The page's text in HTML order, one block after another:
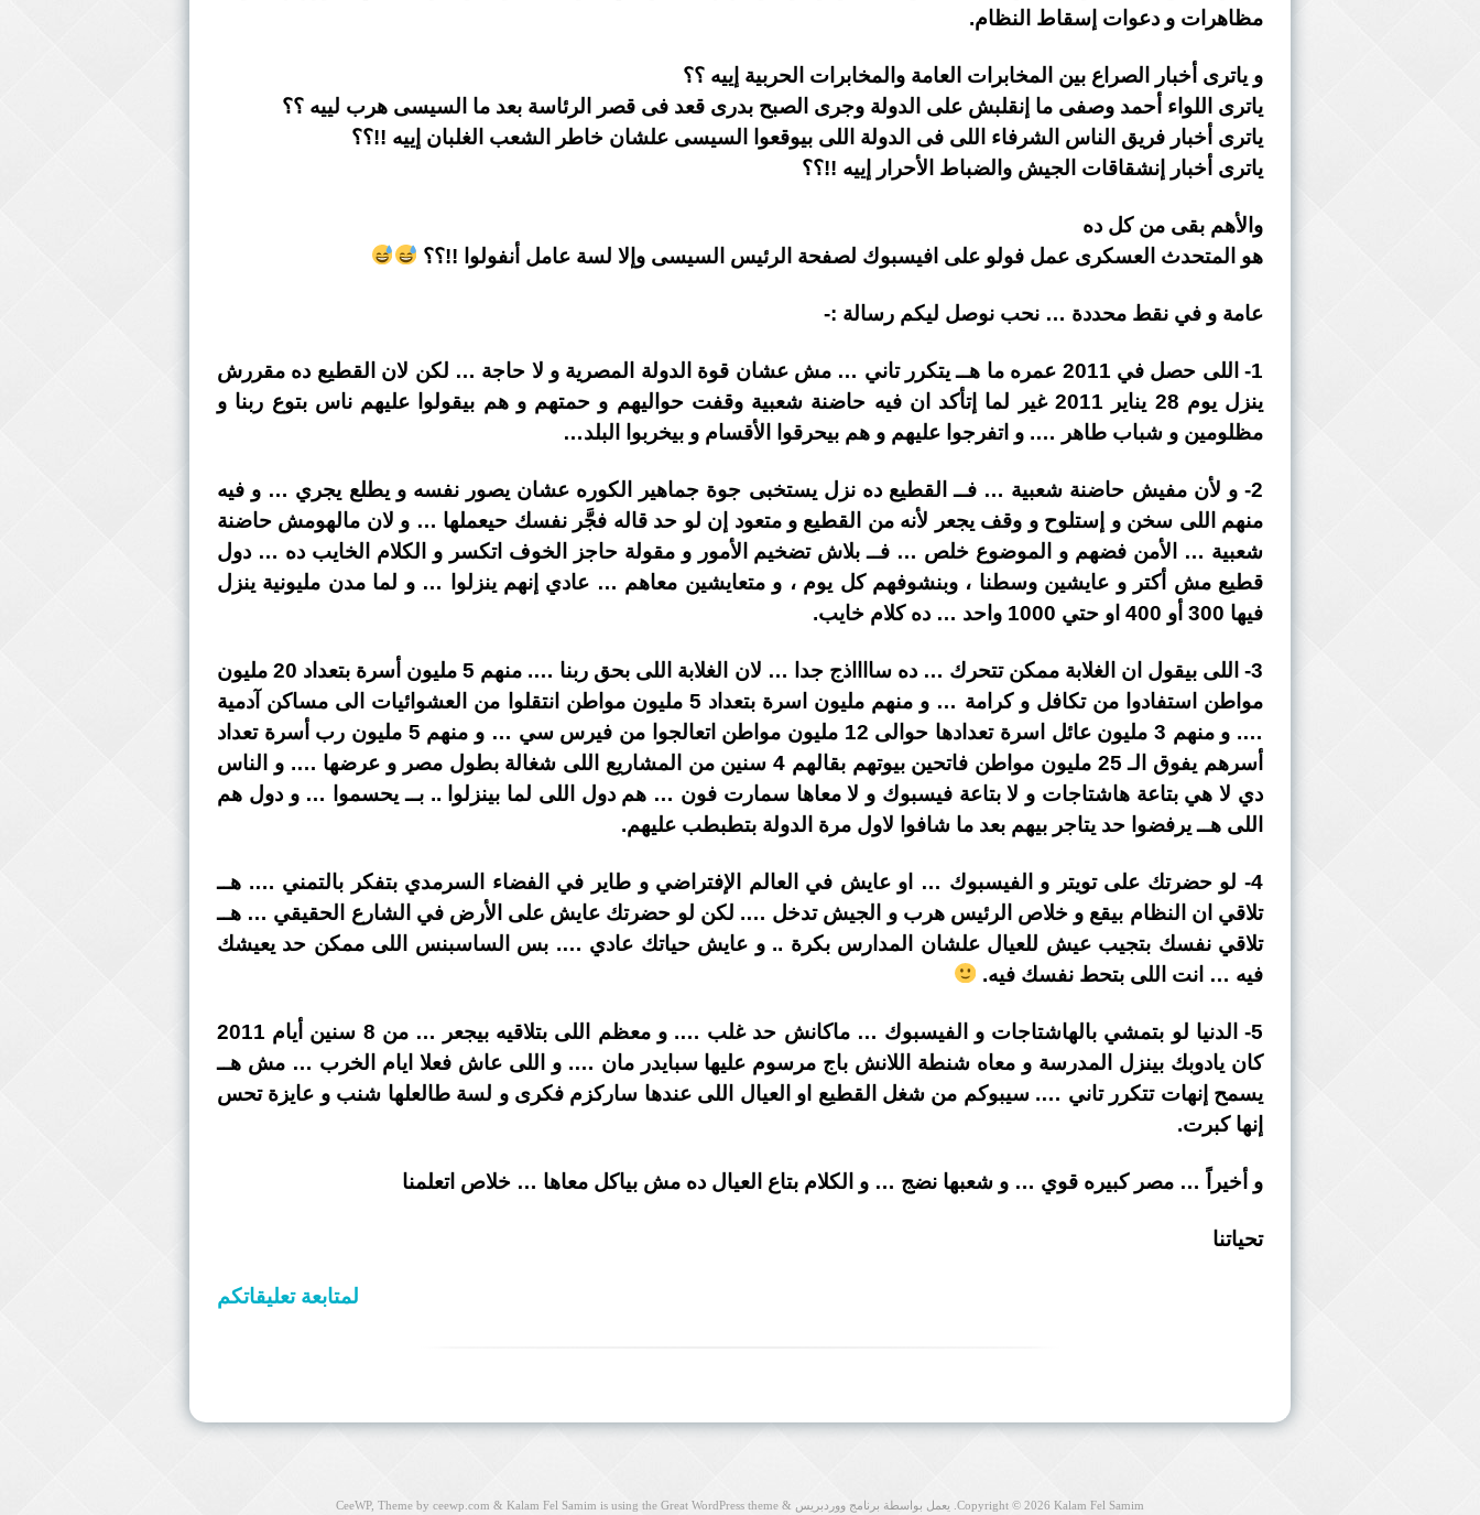
مظاهرات و دعوات إسقاط النظام.
و ياترى أخبار الصراع بين المخابرات العامة والمخابرات الحربية إييه ؟؟
ياترى اللواء أحمد وصفى ما إنقلبش على الدولة وجرى الصبح بدرى قعد فى قصر الرئاسة بعد ما السيسى هرب لييه ؟؟
ياترى أخبار فريق الناس الشرفاء اللى فى الدولة اللى بيوقعوا السيسى علشان خاطر الشعب الغلبان إييه !!؟؟
ياترى أخبار إنشقاقات الجيش والضباط الأحرار إييه !!؟؟
والأهم بقى من كل ده
هو المتحدث العسكرى عمل فولو على افيسبوك لصفحة الرئيس السيسى وإلا لسة عامل أنفولوا !!؟؟
عامة و في نقط محددة … نحب نوصل ليكم رسالة :-
1- اللى حصل في 2011 عمره ما هــ يتكرر تاني … مش عشان قوة الدولة المصرية و لا حاجة … لكن لان القطيع ده مقررش
ينزل يوم 28 يناير 2011 غير لما إتأكد ان فيه حاضنة شعبية وقفت حواليهم و حمتهم و هم بيقولوا عليهم ناس بتوع ربنا و
مظلومين و شباب طاهر …. و اتفرجوا عليهم و هم بيحرقوا الأقسام و بيخربوا البلد…
2- و لأن مفيش حاضنة شعبية … فــ القطيع ده نزل يستخبى جوة جماهير الكوره عشان يصور نفسه و يطلع يجري … و فيه
منهم اللى سخن و إستلوح و وقف يجعر لأنه من القطيع و متعود إن لو حد قاله فجَّر نفسك حيعملها … و لان مالهومش حاضنة
شعبية … الأمن فضهم و الموضوع خلص … فــ بلاش تضخيم الأمور و مقولة حاجز الخوف اتكسر و الكلام الخايب ده … دول
قطيع مش أكتر و عايشين وسطنا ، وبنشوفهم كل يوم ، و متعايشين معاهم … عادي إنهم ينزلوا … و لما مدن مليونية ينزل
فيها 300 أو 400 او حتي 1000 واحد … ده كلام خايب.
3- اللى بيقول ان الغلابة ممكن تتحرك … ده سااااذج جدا … لان الغلابة اللى بحق ربنا …. منهم 5 مليون أسرة بتعداد 20 مليون
مواطن استفادوا من تكافل و كرامة … و منهم مليون اسرة بتعداد 5 مليون مواطن انتقلوا من العشوائيات الى مساكن آدمية
…. و منهم 3 مليون عائل اسرة تعدادها حوالى 12 مليون مواطن اتعالجوا من فيرس سي … و منهم 5 مليون رب أسرة تعداد
أسرهم يفوق الـ 25 مليون مواطن فاتحين بيوتهم بقالهم 4 سنين من المشاريع اللى شغالة بطول مصر و عرضها …. و الناس
دي لا هي بتاعة هاشتاجات و لا بتاعة فيسبوك و لا معاها سمارت فون … هم دول اللى لما بينزلوا .. بــ يحسموا … و دول هم
اللى هــ يرفضوا حد يتاجر بيهم بعد ما شافوا لاول مرة الدولة بتطبطب عليهم.
4- لو حضرتك على تويتر و الفيسبوك … او عايش في العالم الإفتراضي و طاير في الفضاء السرمدي بتفكر بالتمني …. هــ
تلاقي ان النظام بيقع و خلاص الرئيس هرب و الجيش تدخل …. لكن لو حضرتك عايش على الأرض في الشارع الحقيقي … هــ
تلاقي نفسك بتجيب عيش للعيال علشان المدارس بكرة .. و عايش حياتك عادي …. بس الساسبنس اللى ممكن حد يعيشك
فيه … انت اللى بتحط نفسك فيه.
5- الدنيا لو بتمشي بالهاشتاجات و الفيسبوك … ماكانش حد غلب …. و معظم اللى بتلاقيه بيجعر … من 8 سنين أيام 2011
كان يادوبك بينزل المدرسة و معاه شنطة اللانش باج مرسوم عليها سبايدر مان …. و اللى عاش فعلا ايام الخرب … مش هــ
يسمح إنهات تتكرر تاني …. سيبوكم من شغل القطيع او العيال اللى عندها ساركزم فكرى و لسة طالعلها شنب و عايزة تحس
إنها كبرت.
و أخيراً … مصر كبيره قوي … و شعبها نضج … و الكلام بتاع العيال ده مش بياكل معاها … خلاص اتعلمنا
تحياتنا
لمتابعة تعليقاتكم
Copyright © 2026 Kalam Fel Samim . يعمل بواسطة برنامج ووردبريس &
CeeWP, Theme by ceewp.com & Kalam Fel Samim is using the Great WordPress theme